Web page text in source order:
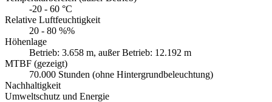
-20 - 60 °C
Relative Luftfeuchtigkeit
20 - 80 %%
Höhenlage
Betrieb: 3.658 m, außer Betrieb: 12.192 m
MTBF (gezeigt)
70.000 Stunden (ohne Hintergrundbeleuchtung)
Nachhaltigkeit
Umweltschutz und Energie